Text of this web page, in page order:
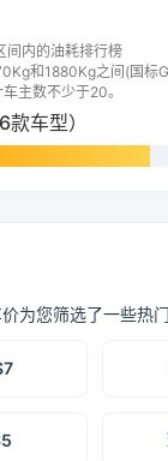
间内的油耗排行榜
和1880Kg之间(国标
主数不少于20。
车型）
为您筛选了一些热